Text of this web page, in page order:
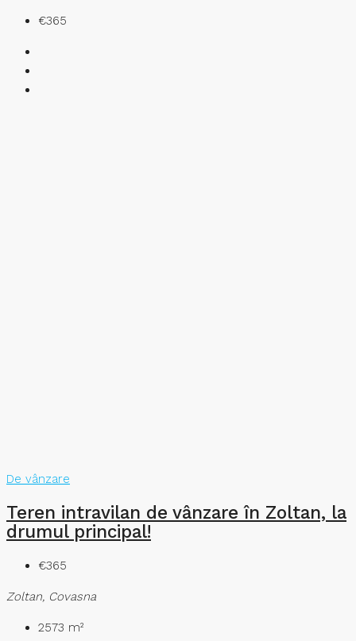
€365
De vânzare
Teren intravilan de vânzare în Zoltan, la
drumul principal!
€365
Zoltan, Covasna
2573 m²